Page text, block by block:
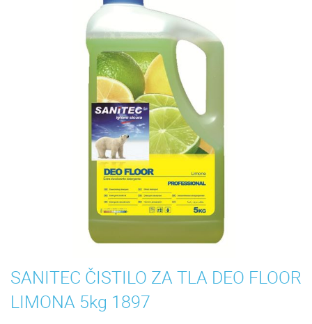
SANITEC ČISTILO ZA TLA DEO FLOOR
LIMONA 5kg 1897